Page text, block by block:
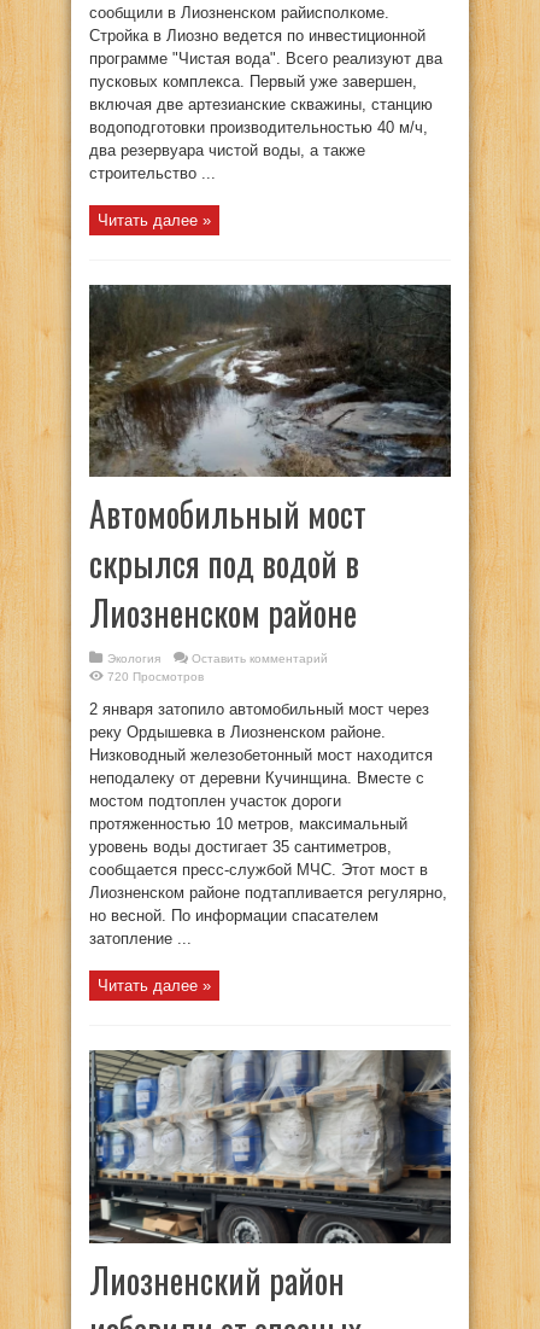
сообщили в Лиозненском райисполкоме.
Стройка в Лиозно ведется по инвестиционной
программе "Чистая вода". Всего реализуют два
пусковых комплекса. Первый уже завершен,
включая две артезианские скважины, станцию
водоподготовки производительностью 40 м/ч,
два резервуара чистой воды, а также
строительство ...
Читать далее »
Автомобильный мост
скрылся под водой в
Лиозненском районе
Экология
Оставить комментарий
720 Просмотров
2 января затопило автомобильный мост через
реку Ордышевка в Лиозненском районе.
Низководный железобетонный мост находится
неподалеку от деревни Кучинщина. Вместе с
мостом подтоплен участок дороги
протяженностью 10 метров, максимальный
уровень воды достигает 35 сантиметров,
сообщается пресс-службой МЧС. Этот мост в
Лиозненском районе подтапливается регулярно,
но весной. По информации спасателем
затопление ...
Читать далее »
Лиозненский район